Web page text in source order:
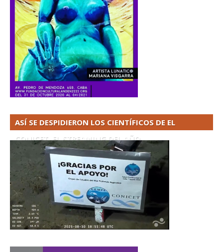
ASÍ SE DESPIDIERON LOS CIENTÍFICOS DE EL
CONICET. EL STREAMING DEL AÑO